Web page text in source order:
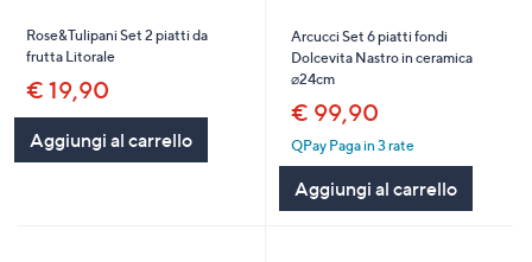
Rose&Tulipani Set 2 piatti da
frutta Litorale
€ 19,90
Aggiungi al carrello
Arcucci Set 6 piatti fondi
Dolcevita Nastro in ceramica
⌀24cm
€ 99,90
QPay Paga in 3 rate
Aggiungi al carrello